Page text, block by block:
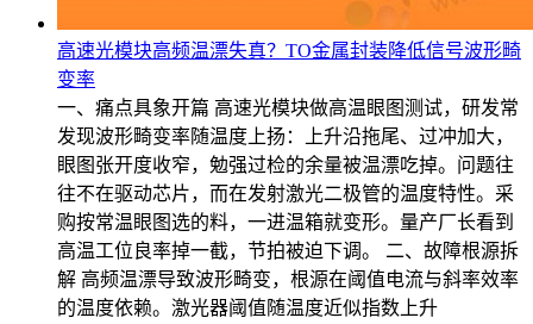
高速光模块高频温漂失真？TO金属封装降低信号波形畸
变率
一、痛点具象开篇 高速光模块做高温眼图测试，研发常
发现波形畸变率随温度上扬：上升沿拖尾、过冲加大，
眼图张开度收窄，勉强过检的余量被温漂吃掉。问题往
往不在驱动芯片，而在发射激光二极管的温度特性。采
购按常温眼图选的料，一进温箱就变形。量产厂长看到
高温工位良率掉一截，节拍被迫下调。 二、故障根源拆
解 高频温漂导致波形畸变，根源在阈值电流与斜率效率
的温度依赖。激光器阈值随温度近似指数上升